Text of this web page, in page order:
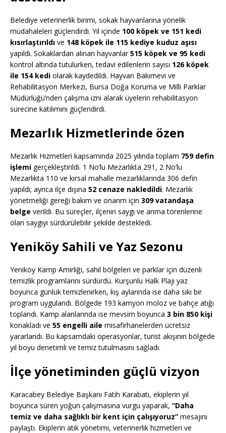
Belediye veterinerlik birimi, sokak hayvanlarına yönelik
müdahaleleri güçlendirdi. Yıl içinde 100 köpek ve 151 kedi
kısırlaştırıldı ve 148 köpek ile 115 kediye kuduz aşısı
yapıldı. Sokaklardan alınan hayvanlar515 köpek ve 95 kedi
kontrol altında tutulurken, tedavi edilenlerin sayısı 126 köpek
ile 154 kedi olarak kaydedildi. Hayvan Bakımevi ve
Rehabilitasyon Merkezi, Bursa Doğa Koruma ve Milli Parklar
Müdürlüğü’nden çalışma izni alarak üyelerin rehabilitasyon
sürecine katılımını güçlendirdi.
Mezarlık Hizmetlerinde özen
Mezarlık Hizmetleri kapsamında 2025 yılında toplam 759 defin
işlemi gerçekleştirildi. 1 No’lu Mezarlıkta 291, 2 No’lu
Mezarlıkta 110 ve kırsal mahalle mezarlıklarında 306 defin
yapıldı; ayrıca ilçe dışına 52 cenaze nakledildi. Mezarlık
yönetmeliği gereği bakım ve onarım için 309 vatandaşa
belge verildi. Bu süreçler, ilçenin saygı ve anma törenlerine
olan saygıyı sürdürülebilir şekilde destekledi.
Yeniköy Sahili ve Yaz Sezonu
Yeniköy Kamp Amirliği, sahil bölgeleri ve parklar için düzenli
temizlik programlarını sürdürdü. Kurşunlu Halk Plajı yaz
boyunca günlük temizlenirken, kış aylarında ise daha sıkı bir
program uygulandı. Bölgede 193 kamyon moloz ve bahçe atığı
toplandı. Kamp alanlarında ise mevsim boyunca 3 bin 850 kişi
konakladı ve 55 engelli aile misafirhanelerden ücretsiz
yararlandı. Bu kapsamdaki operasyonlar, turist akışının bölgede
yıl boyu denetimli ve temiz tutulmasını sağladı.
İlçe yönetiminden güçlü vizyon
Karacabey Belediye Başkanı Fatih Karabatı, ekiplerin yıl
boyunca süren yoğun çalışmasına vurgu yaparak, “Daha
temiz ve daha sağlıklı bir kent için çalışıyoruz” mesajını
paylaştı. Ekiplerin atık yönetimi, veterinerlik hizmetleri ve